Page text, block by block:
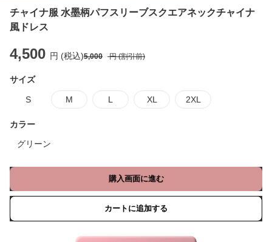
チャイナ服 水墨柄パフスリーブスクエアネックチャイナ
風ドレス
4,500 円 (税込)5,000 円 (割引前)
サイズ
S M L XL 2XL
カラー
グリーン
購入画面に進む
カートに追加する